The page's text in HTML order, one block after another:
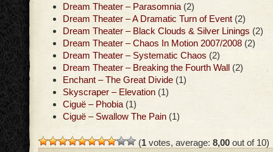
Dream Theater – Parasomnia (2)
Dream Theater – A Dramatic Turn of Event (2)
Dream Theater – Black Clouds & Silver Linings (2)
Dream Theater – Chaos In Motion 2007/2008 (2)
Dream Theater – Systematic Chaos (2)
Dream Theater – Breaking the Fourth Wall (2)
Enchant – The Great Divide (1)
Skyscraper – Elevation (1)
Ciguë – Phobia (1)
Ciguë – Swallow The Pain (1)
(1 votes, average: 8,00 out of 10)